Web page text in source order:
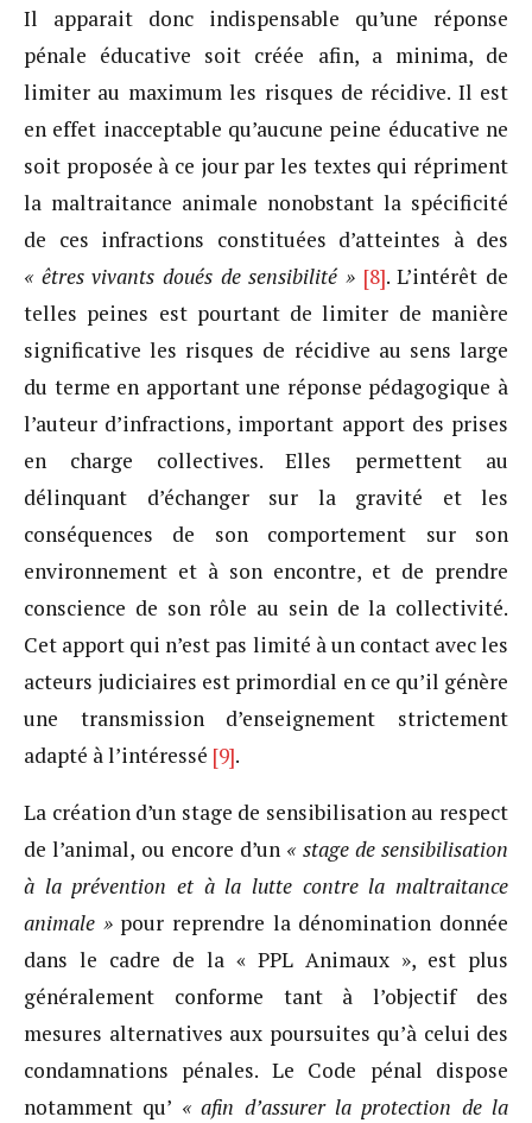
Il apparait donc indispensable qu’une réponse
pénale éducative soit créée afin, a minima, de
limiter au maximum les risques de récidive. Il est
en effet inacceptable qu’aucune peine éducative ne
soit proposée à ce jour par les textes qui répriment
la maltraitance animale nonobstant la spécificité
de ces infractions constituées d’atteintes à des
« êtres vivants doués de sensibilité » [8]. L’intérêt de
telles peines est pourtant de limiter de manière
significative les risques de récidive au sens large
du terme en apportant une réponse pédagogique à
l’auteur d’infractions, important apport des prises
en charge collectives. Elles permettent au
délinquant d’échanger sur la gravité et les
conséquences de son comportement sur son
environnement et à son encontre, et de prendre
conscience de son rôle au sein de la collectivité.
Cet apport qui n’est pas limité à un contact avec les
acteurs judiciaires est primordial en ce qu’il génère
une transmission d’enseignement strictement
adapté à l’intéressé [9].
La création d’un stage de sensibilisation au respect
de l’animal, ou encore d’un « stage de sensibilisation
à la prévention et à la lutte contre la maltraitance
animale »pour reprendre la dénomination donnée
dans le cadre de la « PPL Animaux », est plus
généralement conforme tant à l’objectif des
mesures alternatives aux poursuites qu’à celui des
condamnations pénales. Le Code pénal dispose
notamment qu’ « afin d’assurer la protection de la